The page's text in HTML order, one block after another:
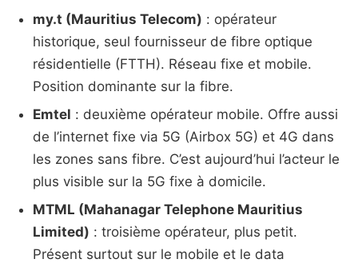
my.t (Mauritius Telecom) : opérateur
historique, seul fournisseur de fibre optique
résidentielle (FTTH). Réseau fixe et mobile.
Position dominante sur la fibre.
Emtel : deuxième opérateur mobile. Offre aussi
de l’internet fixe via 5G (Airbox 5G) et 4G dans
les zones sans fibre. C’est aujourd’hui l’acteur le
plus visible sur la 5G fixe à domicile.
MTML (Mahanagar Telephone Mauritius
Limited) : troisième opérateur, plus petit.
Présent surtout sur le mobile et le data